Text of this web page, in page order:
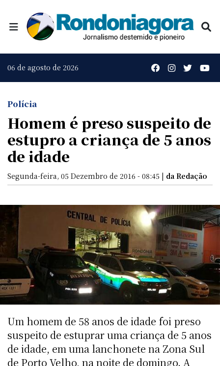
06 de agosto de 2026
Polícia
Homem é preso suspeito de
estupro a criança de 5 anos
de idade
Segunda-feira, 05 Dezembro de 2016 - 08:45 | da Redação
Um homem de 58 anos de idade foi preso
suspeito de estuprar uma criança de 5 anos
de idade, em uma lanchonete na Zona Sul
de Porto Velho, na noite de domingo. A